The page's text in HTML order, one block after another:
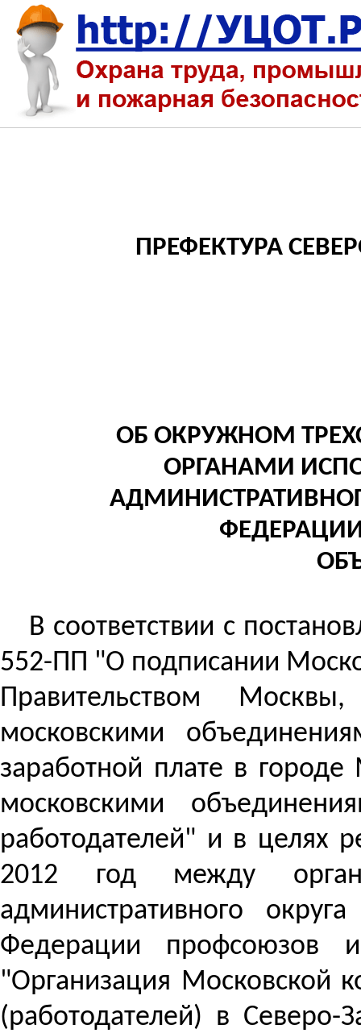
ПРЕФЕКТУРА
ОБ ОКРУЖНОМ
ОРГАНАМИ
В соответствии с
552-ПП "О подписании
Правительством
московскими
заработной плате в
московскими
работодателей" и в целях
2012 год между
административного
Федерации профсоюзов и
"Организация Московской
(работодателей) в